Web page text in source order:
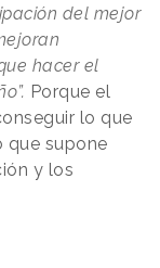
del mejor
hacer el
Porque el
lo que
que supone
y los